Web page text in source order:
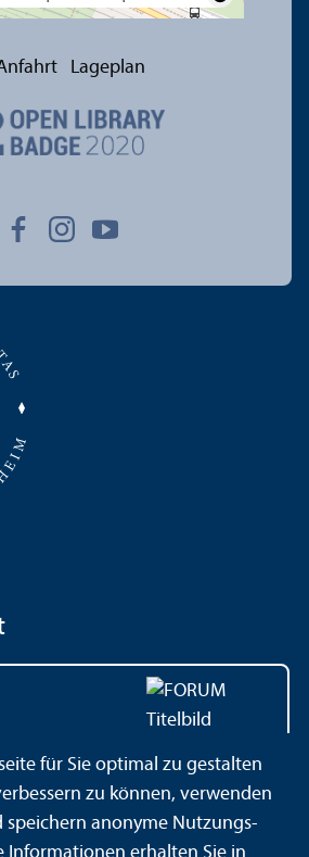
Lageplan
für Sie optimal zu gestalten
zu können, verwenden
speichern anonyme Nutzungs­